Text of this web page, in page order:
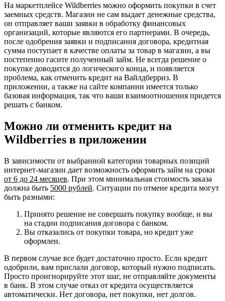
На маркетплейсе Wildberries можно оформить покупки в счет
заемных средств. Магазин не сам выдает денежные средства,
он отправляет ваши заявки в обработку финансовых
организаций, которые являются его партнерами. В очередь,
после одобрения заявки и подписания договора, кредитная
сумма поступает в качестве оплаты за товар в магазин, а вы
постепенно гасите полученный займ. Не всегда решение о
покупке доводится до логического конца, и появляется
проблема, как отменить кредит на Вайлдберриз. В
приложении, а также на сайте компании имеется только
базовая информация, так что ваши взаимоотношения придется
решать с банком.
Можно ли отменить кредит на
Wildberries в приложении
В зависимости от выбранной категории товарных позиций
интернет-магазин дает возможность оформить займ на сроки
от 6 до 24 месяцев. При этом минимальная стоимость заказа
должна быть 5000 рублей. Ситуации по отмене кредита могут
быть разными:
Принято решение не совершать покупку вообще, и вы
на стадии подписания договора с банком.
Вы отказались от покупки товара, но кредит уже
оформлен.
В первом случае все будет достаточно просто. Если кредит
одобрили, вам прислали договор, который нужно подписать.
Просто проигнорируйте этот шаг, не отправляйте документы
в банк. В этом случае отказ от кредита осуществляется
автоматически. Нет договора, нет покупки, нет долгов.